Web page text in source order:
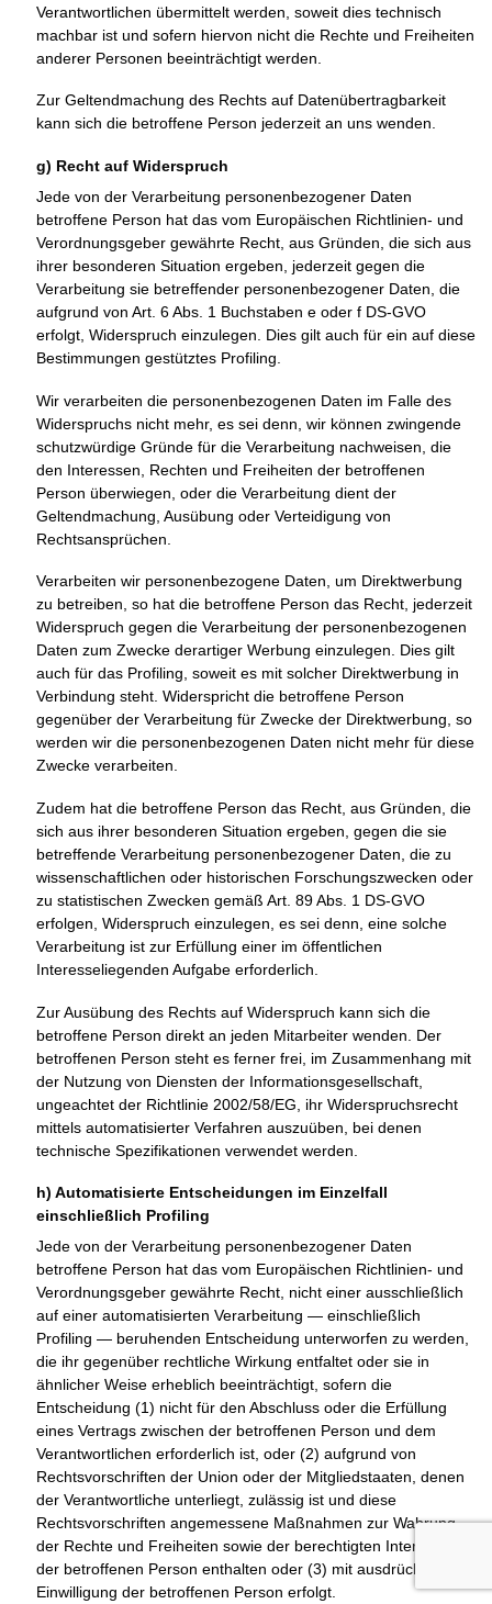
Verantwortlichen übermittelt werden, soweit dies technisch
machbar ist und sofern hiervon nicht die Rechte und Freiheiten
anderer Personen beeinträchtigt werden.
Zur Geltendmachung des Rechts auf Datenübertragbarkeit
kann sich die betroffene Person jederzeit an uns wenden.
g) Recht auf Widerspruch
Jede von der Verarbeitung personenbezogener Daten
betroffene Person hat das vom Europäischen Richtlinien- und
Verordnungsgeber gewährte Recht, aus Gründen, die sich aus
ihrer besonderen Situation ergeben, jederzeit gegen die
Verarbeitung sie betreffender personenbezogener Daten, die
aufgrund von Art. 6 Abs. 1 Buchstaben e oder f DS-GVO
erfolgt, Widerspruch einzulegen. Dies gilt auch für ein auf diese
Bestimmungen gestütztes Profiling.
Wir verarbeiten die personenbezogenen Daten im Falle des
Widerspruchs nicht mehr, es sei denn, wir können zwingende
schutzwürdige Gründe für die Verarbeitung nachweisen, die
den Interessen, Rechten und Freiheiten der betroffenen
Person überwiegen, oder die Verarbeitung dient der
Geltendmachung, Ausübung oder Verteidigung von
Rechtsansprüchen.
Verarbeiten wir personenbezogene Daten, um Direktwerbung
zu betreiben, so hat die betroffene Person das Recht, jederzeit
Widerspruch gegen die Verarbeitung der personenbezogenen
Daten zum Zwecke derartiger Werbung einzulegen. Dies gilt
auch für das Profiling, soweit es mit solcher Direktwerbung in
Verbindung steht. Widerspricht die betroffene Person
gegenüber der Verarbeitung für Zwecke der Direktwerbung, so
werden wir die personenbezogenen Daten nicht mehr für diese
Zwecke verarbeiten.
Zudem hat die betroffene Person das Recht, aus Gründen, die
sich aus ihrer besonderen Situation ergeben, gegen die sie
betreffende Verarbeitung personenbezogener Daten, die zu
wissenschaftlichen oder historischen Forschungszwecken oder
zu statistischen Zwecken gemäß Art. 89 Abs. 1 DS-GVO
erfolgen, Widerspruch einzulegen, es sei denn, eine solche
Verarbeitung ist zur Erfüllung einer im öffentlichen
Interesseliegenden Aufgabe erforderlich.
Zur Ausübung des Rechts auf Widerspruch kann sich die
betroffene Person direkt an jeden Mitarbeiter wenden. Der
betroffenen Person steht es ferner frei, im Zusammenhang mit
der Nutzung von Diensten der Informationsgesellschaft,
ungeachtet der Richtlinie 2002/58/EG, ihr Widerspruchsrecht
mittels automatisierter Verfahren auszuüben, bei denen
technische Spezifikationen verwendet werden.
h) Automatisierte Entscheidungen im Einzelfall
einschließlich Profiling
Jede von der Verarbeitung personenbezogener Daten
betroffene Person hat das vom Europäischen Richtlinien- und
Verordnungsgeber gewährte Recht, nicht einer ausschließlich
auf einer automatisierten Verarbeitung — einschließlich
Profiling — beruhenden Entscheidung unterworfen zu werden,
die ihr gegenüber rechtliche Wirkung entfaltet oder sie in
ähnlicher Weise erheblich beeinträchtigt, sofern die
Entscheidung (1) nicht für den Abschluss oder die Erfüllung
eines Vertrags zwischen der betroffenen Person und dem
Verantwortlichen erforderlich ist, oder (2) aufgrund von
Rechtsvorschriften der Union oder der Mitgliedstaaten, denen
der Verantwortliche unterliegt, zulässig ist und diese
Rechtsvorschriften angemessene Maßnahmen zur Wahrung
der Rechte und Freiheiten sowie der berechtigten Interessen
der betroffenen Person enthalten oder (3) mit ausdrücklicher
Einwilligung der betroffenen Person erfolgt.